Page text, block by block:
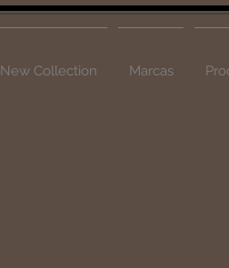
New Collection Marcas